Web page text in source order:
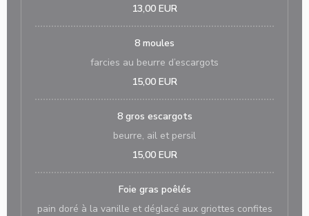
13,00 EUR
8 moules
farcies au beurre d’escargots
15,00 EUR
8 gros escargots
beurre, ail et persil
15,00 EUR
Foie gras poêlés
pain doré à la vanille et déglacé aux griottes confites